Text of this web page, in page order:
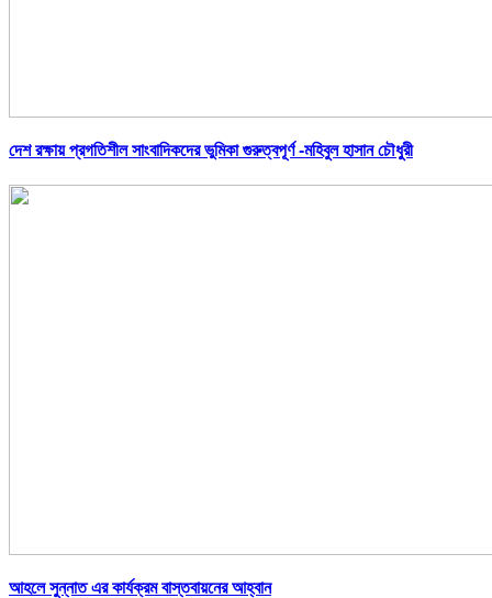
দেশ রক্ষায় প্রগতিশীল সাংবাদিকদের ভুমিকা গুরুত্বপূর্ণ -মহিবুল হাসান চৌধুরী
আহলে সুন্নাত এর কার্যক্রম বাস্তবায়নের আহ্বান